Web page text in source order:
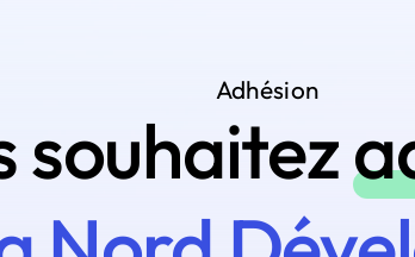
Adhésion
souhaitez